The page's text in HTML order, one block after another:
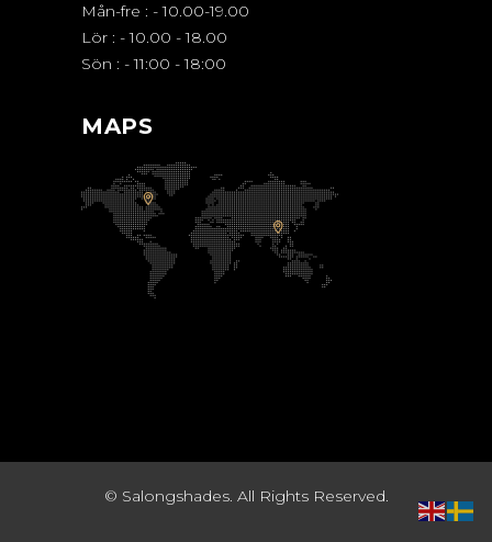
Mån-fre : - 10.00-19.00
Lör : - 10.00 - 18.00
Sön : - 11:00 - 18:00
MAPS
© Salongshades. All Rights Reserved.